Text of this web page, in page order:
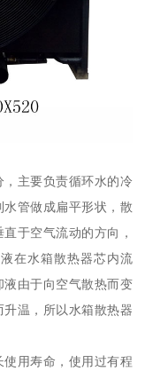
主要负责循环水的冷
管做成扁平形状，散
于空气流动的方向，
在水箱散热器芯内流
由于向空气散热而变
温，所以水箱散热器
用寿命，使用过有程